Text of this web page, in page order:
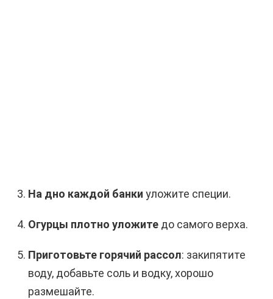
На дно каждой банки уложите специи.
Огурцы плотно уложите до самого верха.
Приготовьте горячий рассол: закипятите
воду, добавьте соль и водку, хорошо
размешайте.